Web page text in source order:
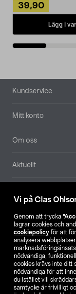
Vi på Clas
Genom att trycka
lagrar cookies och
cookiepolicy för att
analysera
nödvändiga,
cookies krävs inte ditt
nödvändiga för att
du istället vill
samtycke är frivilligt
39,90
Lägg i
Sidfot
Kundservice
Mitt konto
Om oss
Aktuellt